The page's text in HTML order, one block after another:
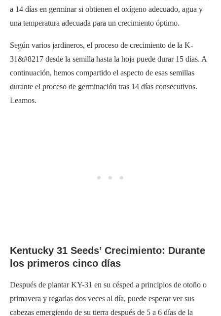
a 14 días en germinar si obtienen el oxígeno adecuado, agua y
una temperatura adecuada para un crecimiento óptimo.
Según varios jardineros, el proceso de crecimiento de la K-
31&#8217 desde la semilla hasta la hoja puede durar 15 días. A
continuación, hemos compartido el aspecto de esas semillas
durante el proceso de germinación tras 14 días consecutivos.
Leamos.
Kentucky 31 Seeds’ Crecimiento: Durante
los primeros cinco días
Después de plantar KY-31 en su césped a principios de otoño o
primavera y regarlas dos veces al día, puede esperar ver sus
cabezas emergiendo de su tierra después de 5 a 6 días de la